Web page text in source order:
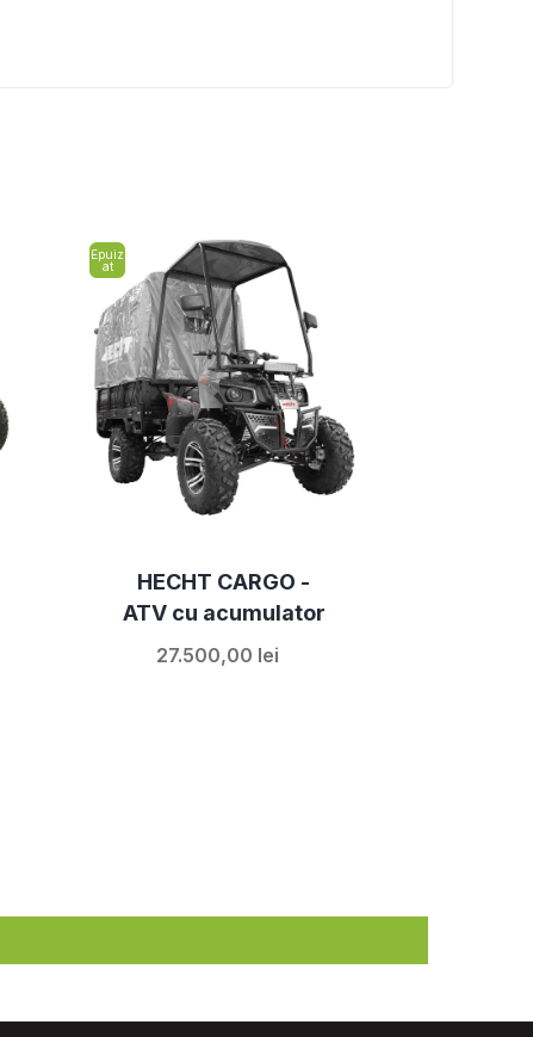
Epuiz
at
HECHT CARGO -
ATV cu acumulator
27.500,00 lei